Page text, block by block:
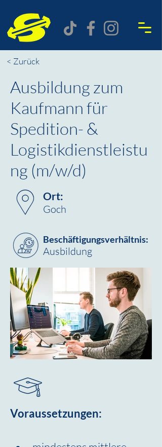
< Zurück
Ausbildung zum
Kaufmann für
Spedition- &
Logistikdienstleistu
ng (m/w/d)
Ort:
Goch
Beschäftigungsverhältnis:
Ausbildung
Voraussetzungen: